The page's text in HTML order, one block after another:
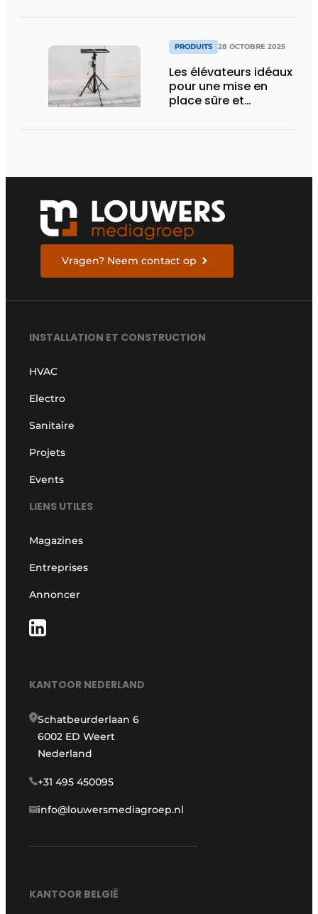
rapide et plus soignée
PRODUITS 28 OCTOBRE 2025
Les élévateurs idéaux
pour une mise en
place sûre et
Vragen? Neem contact op
INSTALLATION ET CONSTRUCTION
HVAC
Electro
Sanitaire
Projets
Events
LIENS UTILES
Magazines
Entreprises
Annoncer
KANTOOR NEDERLAND
Schatbeurderlaan 6
6002 ED Weert
Nederland
+31 495 450095
info@louwersmediagroep.nl
KANTOOR BELGIË